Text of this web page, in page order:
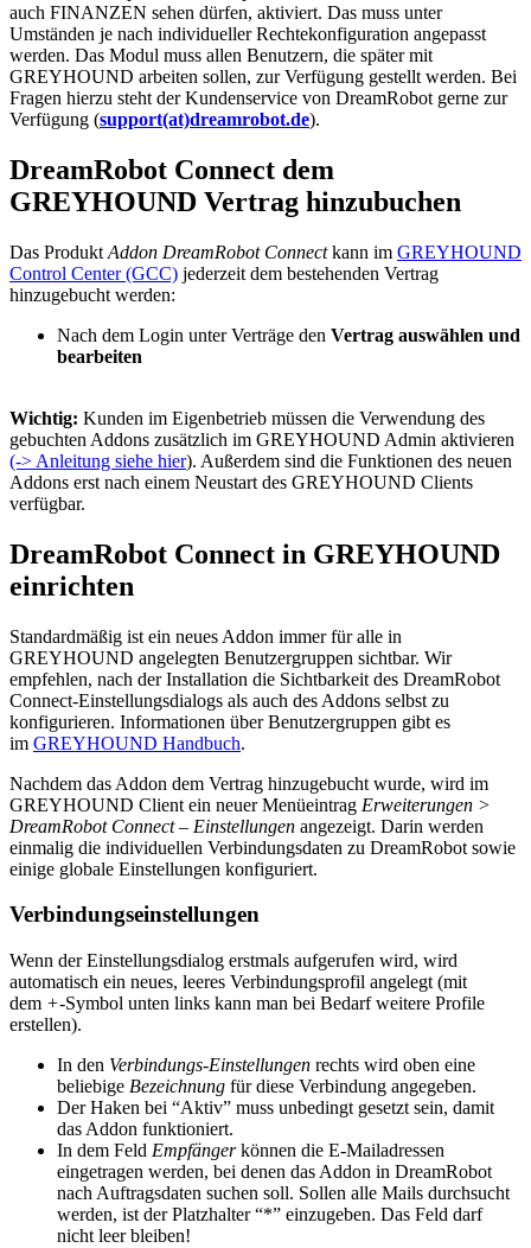
auch FINANZEN sehen dürfen, aktiviert. Das muss unter
Umständen je nach individueller Rechtekonfiguration angepasst
werden. Das Modul muss allen Benutzern, die später mit
GREYHOUND arbeiten sollen, zur Verfügung gestellt werden. Bei
Fragen hierzu steht der Kundenservice von DreamRobot gerne zur
Verfügung (support(at)dreamrobot.de).
DreamRobot Connect dem
GREYHOUND Vertrag hinzubuchen
Das Produkt Addon DreamRobot Connectkann im GREYHOUND
Control Center (GCC) jederzeit dem bestehenden Vertrag
hinzugebucht werden:
Nach dem Login unter Verträge den Vertrag auswählen und
bearbeiten
Wichtig: Kunden im Eigenbetrieb müssen die Verwendung des
gebuchten Addons zusätzlich im GREYHOUND Admin aktivieren
(-> Anleitung siehe hier). Außerdem sind die Funktionen des neuen
Addons erst nach einem Neustart des GREYHOUND Clients
verfügbar.
DreamRobot Connect in GREYHOUND
einrichten
Standardmäßig ist ein neues Addon immer für alle in
GREYHOUND angelegten Benutzergruppen sichtbar. Wir
empfehlen, nach der Installation die Sichtbarkeit des DreamRobot
Connect-Einstellungsdialogs als auch des Addons selbst zu
konfigurieren. Informationen über Benutzergruppen gibt es
im GREYHOUND Handbuch.
Nachdem das Addon dem Vertrag hinzugebucht wurde, wird im
GREYHOUND Client ein neuer Menüeintrag Erweiterungen >
DreamRobot Connect – Einstellungen angezeigt. Darin werden
einmalig die individuellen Verbindungsdaten zu DreamRobot sowie
einige globale Einstellungen konfiguriert.
Verbindungseinstellungen
Wenn der Einstellungsdialog erstmals aufgerufen wird, wird
automatisch ein neues, leeres Verbindungsprofil angelegt (mit
dem +-Symbol unten links kann man bei Bedarf weitere Profile
erstellen).
In den Verbindungs-Einstellungen rechts wird oben eine
beliebige Bezeichnung für diese Verbindung angegeben.
Der Haken bei “Aktiv” muss unbedingt gesetzt sein, damit
das Addon funktioniert.
In dem Feld Empfängerkönnen die E-Mailadressen
eingetragen werden, bei denen das Addon in DreamRobot
nach Auftragsdaten suchen soll. Sollen alle Mails durchsucht
werden, ist der Platzhalter “*” einzugeben. Das Feld darf
nicht leer bleiben!